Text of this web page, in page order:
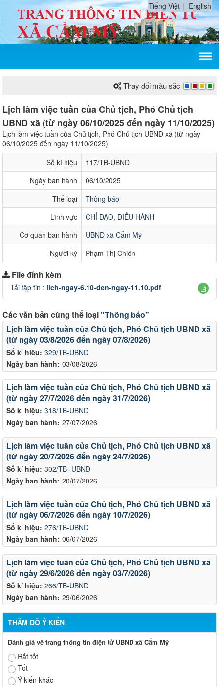
Tiếng Việt English
Thay đổi màu sắc
Lịch làm việc tuần của Chủ tịch, Phó Chủ tịch
UBND xã (từ ngày 06/10/2025 đến ngày 11/10/2025)
Lịch làm việc tuần của Chủ tịch, Phó Chủ tịch UBND xã (từ ngày
06/10/2025 đến ngày 11/10/2025)
Số kí hiệu
117/TB-UBND
Ngày ban hành
06/10/2025
Thể loại
Thông báo
Lĩnh vực
CHỈ ĐẠO, ĐIỀU HÀNH
Cơ quan ban hành
UBND xã Cẩm Mỹ
Người ký
Phạm Thị Chiên
File đính kèm
Tải tập tin : lich-ngay-6.10-den-ngay-11.10.pdf
Các văn bản cùng thể loại"Thông báo"
Số kí hiệu: 329/TB-UBND
Ngày ban hành: 03/08/2026
Lịch làm việc tuần của Chủ tịch, Phó Chủ tịch UBND xã
(từ ngày 03/8/2026 đến ngày 07/8/2026)
Số kí hiệu: 318/TB-UBND
Ngày ban hành: 27/07/2026
Lịch làm việc tuần của Chủ tịch, Phó Chủ tịch UBND xã
(từ ngày 27/7/2026 đến ngày 31/7/2026)
Số kí hiệu: 302/TB -UBND
Ngày ban hành: 20/07/2026
Lịch làm việc tuần của Chủ tịch, Phó Chủ tịch UBND xã
(từ ngày 20/7/2026 đến ngày 24/7/2026)
Số kí hiệu: 276/TB-UBND
Ngày ban hành: 06/07/2026
Lịch làm việc tuần của Chủ tịch, Phó Chủ tịch UBND xã
(từ ngày 06/7/2026 đến ngày 10/7/2026)
Số kí hiệu: 266/TB-UBND
Ngày ban hành: 29/06/2026
Lịch làm việc tuần của Chủ tịch, Phó Chủ tịch UBND xã
(từ ngày 29/6/2026 đến ngày 03/7/2026)
THĂM DÒ Ý KIẾN
Đánh giá về trang thông tin điện tử UBND xã Cẩm Mỹ
Rất tốt
Tốt
Ý kiến khác